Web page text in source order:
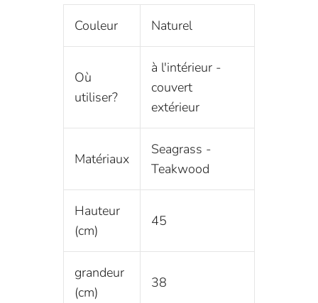
Couleur Naturel
Où
utiliser?
à l'intérieur -
couvert
extérieur
Matériaux
Seagrass -
Teakwood
Hauteur
(cm)
45
grandeur
(cm)
38